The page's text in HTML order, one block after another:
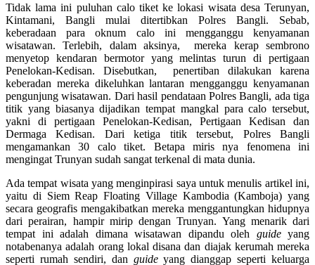
Tidak lama ini puluhan calo tiket ke lokasi wisata desa Terunyan,
Kintamani, Bangli mulai ditertibkan Polres Bangli. Sebab,
keberadaan para oknum calo ini mengganggu kenyamanan
wisatawan. Terlebih, dalam aksinya, mereka kerap sembrono
menyetop kendaran bermotor yang melintas turun di pertigaan
Penelokan-Kedisan. Disebutkan, penertiban dilakukan karena
keberadan mereka dikeluhkan lantaran mengganggu kenyamanan
pengunjung wisatawan. Dari hasil pendataan Polres Bangli, ada tiga
titik yang biasanya dijadikan tempat mangkal para calo tersebut,
yakni di pertigaan Penelokan-Kedisan, Pertigaan Kedisan dan
Dermaga Kedisan. Dari ketiga titik tersebut, Polres Bangli
mengamankan 30 calo tiket. Betapa miris nya fenomena ini
mengingat Trunyan sudah sangat terkenal di mata dunia.
Ada tempat wisata yang menginpirasi saya untuk menulis artikel ini,
yaitu di Siem Reap Floating Village Kambodia (Kamboja) yang
secara geografis mengakibatkan mereka menggantungkan hidupnya
dari perairan, hampir mirip dengan Trunyan. Yang menarik dari
tempat ini adalah dimana wisatawan dipandu oleh guide yang
notabenanya adalah orang lokal disana dan diajak kerumah mereka
seperti rumah sendiri, dan guideyang dianggap seperti keluarga